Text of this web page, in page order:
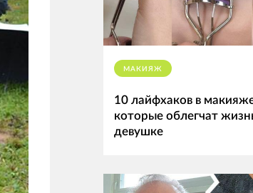
МАКИЯЖ
10 лайфхаков в
которые облегчат
девушке